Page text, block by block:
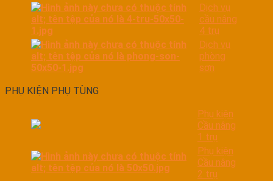
Dịch vụ
cầu nâng
4 trụ
Dịch vụ
phòng
sơn
PHỤ KIỆN PHỤ TÙNG
Phụ kiện
Cầu nâng
1 trụ
Phụ kiện
Cầu nâng
2 trụ